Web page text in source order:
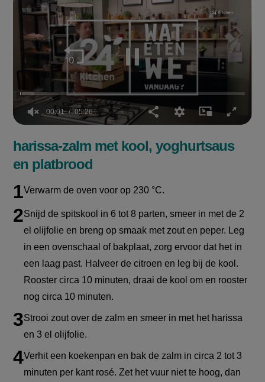
of
minutes,
seconds
00:01 05:26
harissa-zalm met kool, yoghurtsaus
en platbrood
Verwarm de oven voor op 230 °C.
Snijd de spitskool in 6 tot 8 parten, smeer in met de 2
el olijfolie en breng op smaak met zout en peper. Leg
in een ovenschaal of bakplaat, zorg ervoor dat het in
een laag past. Halveer de citroen en leg bij de kool.
Rooster circa 10 minuten, draai de kool om en rooster
nog circa 10 minuten.
Strooi zout over de zalm en smeer in met het harissa
en 3 el olijfolie.
Verhit een koekenpan en bak de zalm in circa 2 tot 3
minuten per kant rosé. Zet het vuur niet te hoog, dan